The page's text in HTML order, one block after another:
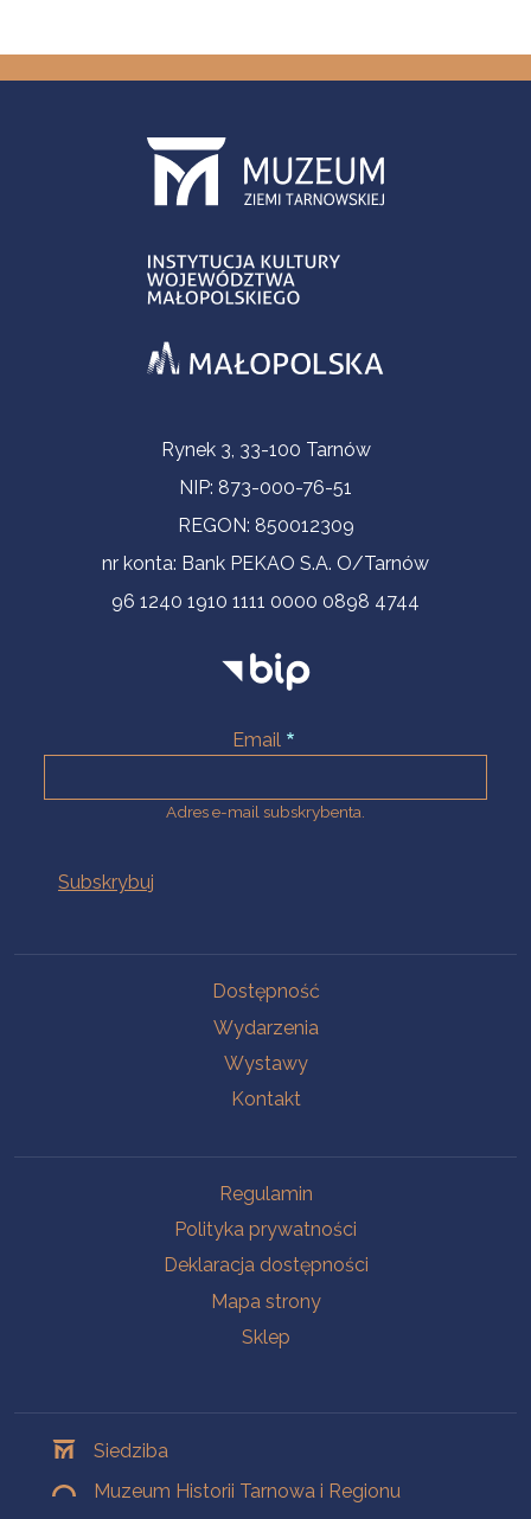
Informacje kontaktoweRynek 3, 33-100 Tarnów
NIP: 873-000-76-51
REGON: 850012309
nr konta: Bank PEKAO S.A. O/Tarnów
96 1240 1910 1111 0000 0898 4744
Email
Adres e-mail subskrybenta.
Dostępność
Wydarzenia
Wystawy
Kontakt
Regulamin
Polityka prywatności
Deklaracja dostępności
Mapa strony
Sklep
Siedziba
Muzeum Historii Tarnowa i Regionu